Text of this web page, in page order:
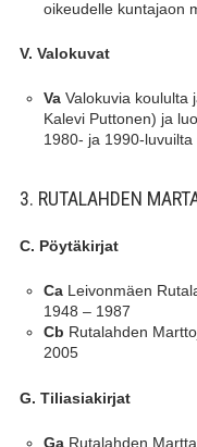
oikeudelle kuntajaon
V. Valokuvat
VaValokuvia koululta
Kalevi Puttonen) ja
1980- ja 1990-
3. RUTALAHDEN
C. Pöytäkirjat
Ca Leivonmäen
1948 – 1987
Cb Rutalahden
2005
G. Tiliasiakirjat
GaRutalahden